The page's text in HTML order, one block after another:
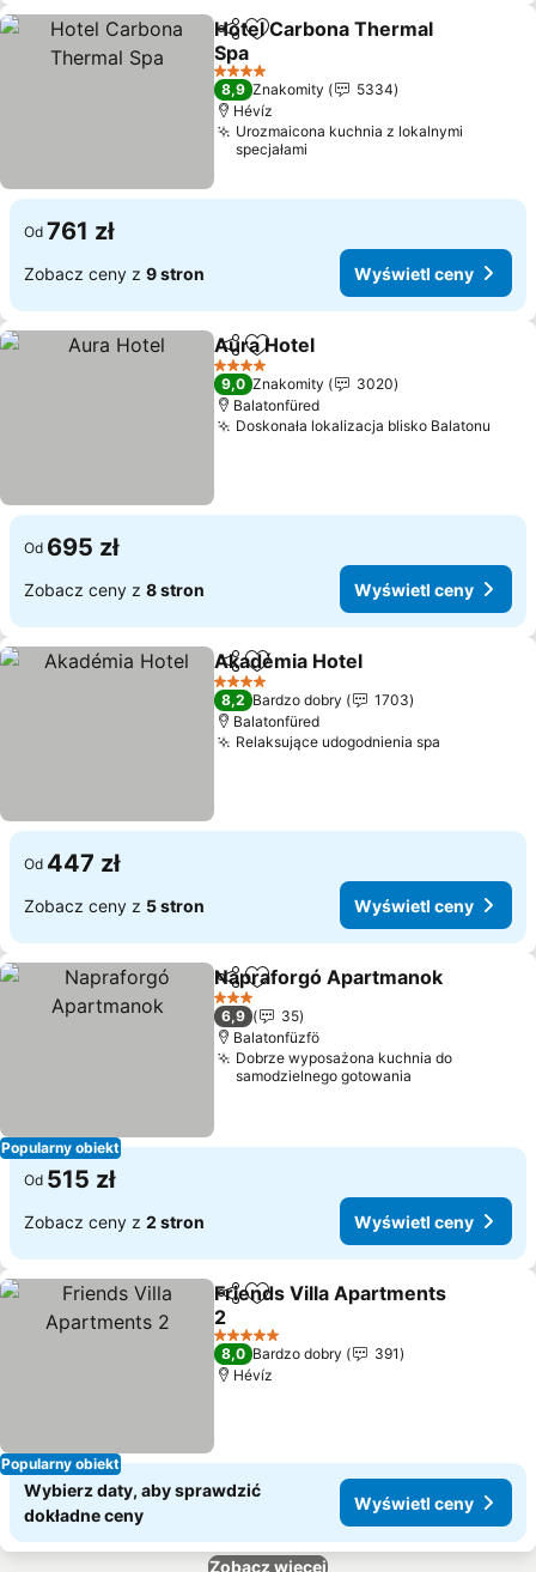
UdostępnijDodaj do ulubionych
Hotel Carbona Thermal
Spa
Wyświetl ceny
4 Kategoria
8,9 Znakomity
5334
Hévíz
Urozmaicona kuchnia z lokalnymi
specjałami
Od 761 zł
Zobacz ceny z 9 stron Wyświetl ceny
Udostępnij
Dodaj do ulubionych
Aura Hotel
4 Kategoria
9,0 Znakomity
3020
Balatonfüred
Doskonała lokalizacja blisko Balatonu
Od 695 zł
Zobacz ceny z 8 stron Wyświetl ceny
Udostępnij
Dodaj do ulubionych
Akadémia Hotel
4 Kategoria
8,2 Bardzo dobry
1703
Balatonfüred
Relaksujące udogodnienia spa
Od 447 zł
Zobacz ceny z 5 stron Wyświetl ceny
Popularny obiekt
Udostępnij
Dodaj do ulubionych
Napraforgó Apartmanok
3 Kategoria
6,9
35
Balatonfüzfö
Dobrze wyposażona kuchnia do
samodzielnego gotowania
Od 515 zł
Zobacz ceny z 2 stron Wyświetl ceny
Popularny obiekt
UdostępnijDodaj do ulubionych
Friends Villa Apartments
2
Wyświetl ceny
5 Kategoria
8,0 Bardzo dobry
391
Hévíz
Wybierz daty, aby sprawdzić
dokładne ceny
Wyświetl ceny
Zobacz więcej